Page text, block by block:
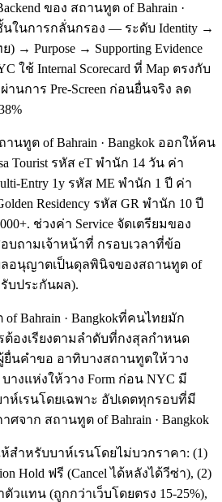
ของ สถานทูต of Bahrain ·
นในการกลั่นกรอง — ระดับ Identity →
) → Purpose → Supporting Evidence
ใช้ Internal Scorecard ที่ Map ตรงกับ
านการ Pre-Screen ก่อนยื่นจริง ลด
นทูต of Bahrain · Bangkok ออกให้คน
Tourist รหัส eT พำนัก 14 วัน ค่า
Entry 1y รหัส ME พำนัก 1 ปี ค่า
Residency รหัส GR พำนัก 10 ปี
ช่วงค่า Service จัดเตรียมของ
บถามเจ้าหน้าที่ กรอบเวลาที่ข้อ
ลอนุญาตเป็นดุลพินิจของสถานทูต of
รับประกันผล).
Bahrain · Bangkokที่คนไทยมัก
ต้องเรียงตามลำดับที่กงสุลกำหนด
ยื่นคำขอ อาทิบางสถานทูตให้วาง
างแห่งให้วาง Form ก่อน NYC มี
าห์เรนโดยเฉพาะ อัปเดตทุกรอบที่มี
จาก สถานทูต of Bahrain · Bangkok
ห้สำหรับบาห์เรนโดยไม่บวกราคา: (1)
Hold ฟรี (Cancel ได้หลังได้วีซ่า), (2)
ตัวแทน (ถูกกว่าเว็บโดยตรง 15-25%),